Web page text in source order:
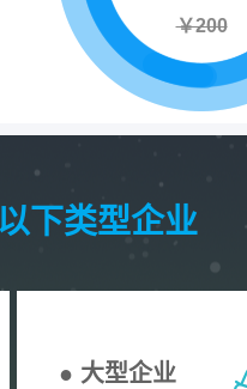
￥200
下类型企业
● 大型企业